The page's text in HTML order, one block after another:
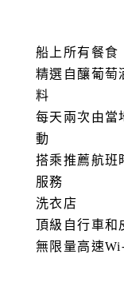
船上所有餐食
精選自釀葡萄
料
每天兩次由當
動
搭乘推薦航班
服務
洗衣店
頂級自行車和
無限量高速